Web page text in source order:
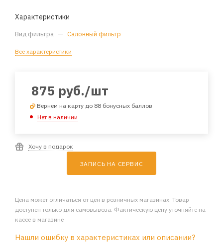
Характеристики
Вид фильтра — Салонный фильтр
Все характеристики
875 руб./шт
Вернем на карту до 88 бонусных баллов
Нет в наличии
Хочу в подарок
ЗАПИСЬ НА СЕРВИС
Цена может отличаться от цен в розничных магазинах. Товар
доступен только для самовывоза. Фактическую цену уточняйте на
кассе в магазине
Нашли ошибку в характеристиках или описании?